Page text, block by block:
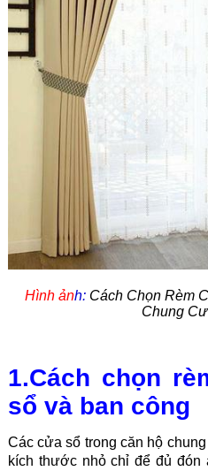
Hình ảnh: Cách Chọn Rèm
Chung
1.Cách chọn
sổ và ban công
Các cửa sổ trong căn hộ
kích thước nhỏ chỉ để đủ